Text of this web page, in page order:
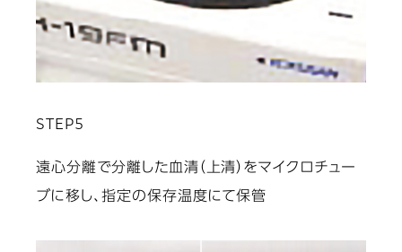
STEP5
遠心分離で分離した血清（上清）をマイクロチュー
ブに移し、指定の保存温度にて保管